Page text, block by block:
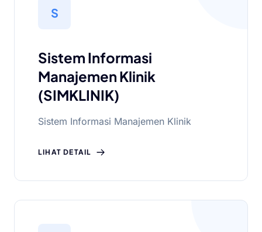
S
Sistem Informasi
Manajemen Klinik
(SIMKLINIK)
Sistem Informasi Manajemen Klinik
LIHAT DETAIL